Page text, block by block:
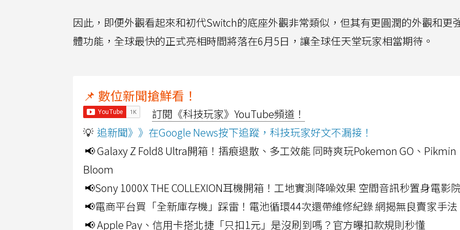
因此，即便外觀看起來和初代Switch的底座外觀非常類似，但其有更圓潤的外觀和更
體功能，全球最快的正式亮相時間將落在6月5日，讓全球任天堂玩家相當期待。
📌 數位新聞搶鮮看！
訂閱《科技玩家》YouTube頻道！
💡 追新聞》》在Google News按下追蹤，科技玩家好文不漏接！
📢 Galaxy Z Fold8 Ultra開箱！摺痕退散、多工效能 同時爽玩Pokemon GO、Pikmin
Bloom
📢Sony 1000X THE COLLEXION耳機開箱！工地實測降噪效果 空間音訊秒置身電影
📢電商平台買「全新庫存機」踩雷！電池循環44次還帶維修紀錄 網揭無良賣家手法
📢 Apple Pay、信用卡搭北捷「只扣1元」是沒刷到嗎？官方曝扣款規則秒懂